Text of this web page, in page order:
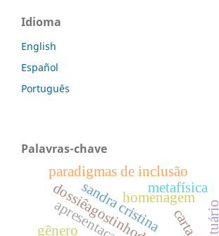
Idioma
English
Español
Português
Palavras-chave
sandra cristina
homenagem
paradigmas de inclusão
metafísica
gênero